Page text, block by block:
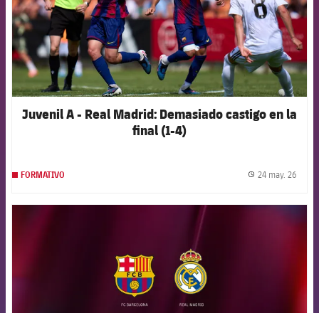
Juvenil A - Real Madrid: Demasiado castigo en la
final (1-4)
FORMATIVO 24 may. 26
FCB Barcelona badge